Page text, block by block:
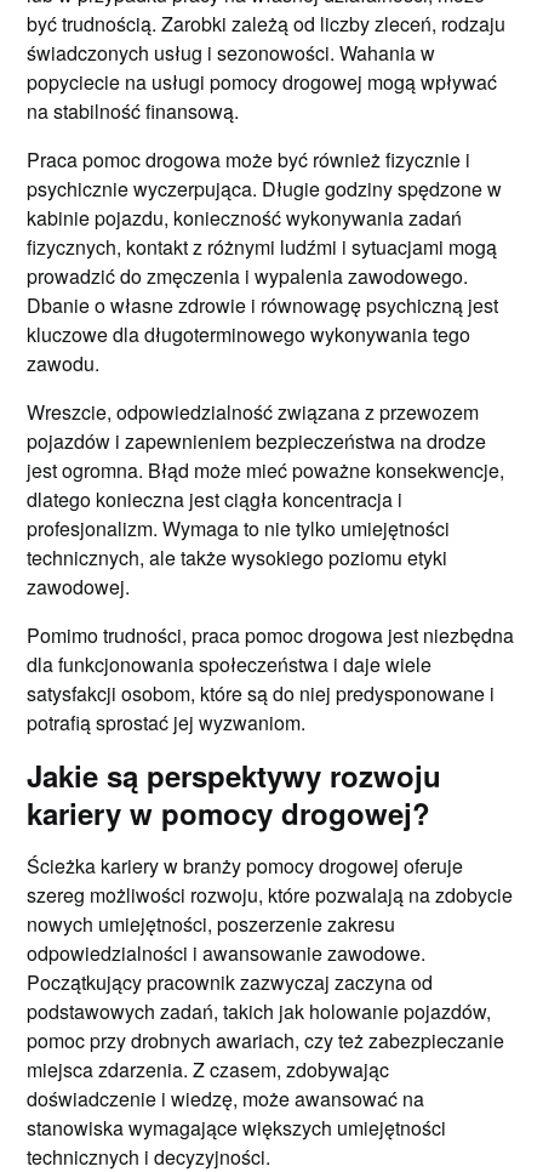
być trudnością. Zarobki zależą od liczby zleceń, rodzaju
świadczonych usług i sezonowości. Wahania w
popyciecie na usługi pomocy drogowej mogą wpływać
na stabilność finansową.
Praca pomoc drogowa może być również fizycznie i
psychicznie wyczerpująca. Długie godziny spędzone w
kabinie pojazdu, konieczność wykonywania zadań
fizycznych, kontakt z różnymi ludźmi i sytuacjami mogą
prowadzić do zmęczenia i wypalenia zawodowego.
Dbanie o własne zdrowie i równowagę psychiczną jest
kluczowe dla długoterminowego wykonywania tego
zawodu.
Wreszcie, odpowiedzialność związana z przewozem
pojazdów i zapewnieniem bezpieczeństwa na drodze
jest ogromna. Błąd może mieć poważne konsekwencje,
dlatego konieczna jest ciągła koncentracja i
profesjonalizm. Wymaga to nie tylko umiejętności
technicznych, ale także wysokiego poziomu etyki
zawodowej.
Pomimo trudności, praca pomoc drogowa jest niezbędna
dla funkcjonowania społeczeństwa i daje wiele
satysfakcji osobom, które są do niej predysponowane i
potrafią sprostać jej wyzwaniom.
Jakie są perspektywy rozwoju
kariery w pomocy drogowej?
Ścieżka kariery w branży pomocy drogowej oferuje
szereg możliwości rozwoju, które pozwalają na zdobycie
nowych umiejętności, poszerzenie zakresu
odpowiedzialności i awansowanie zawodowe.
Początkujący pracownik zazwyczaj zaczyna od
podstawowych zadań, takich jak holowanie pojazdów,
pomoc przy drobnych awariach, czy też zabezpieczanie
miejsca zdarzenia. Z czasem, zdobywając
doświadczenie i wiedzę, może awansować na
stanowiska wymagające większych umiejętności
technicznych i decyzyjności.